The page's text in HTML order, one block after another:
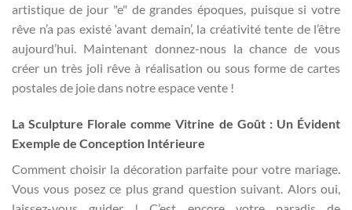
artistique de jour "e" de grandes époques, puisque si votre
rêve n’a pas existé ‘avant demain’, la créativité tente de l’être
aujourd’hui. Maintenant donnez-nous la chance de vous
créer un très joli rêve à réalisation ou sous forme de cartes
postales de joie dans notre espace vente !
La Sculpture Florale comme Vitrine de Goût : Un Évident
Exemple de Conception Intérieure
Comment choisir la décoration parfaite pour votre mariage.
Vous vous posez ce plus grand question suivant. Alors oui,